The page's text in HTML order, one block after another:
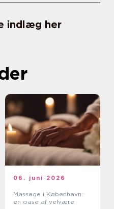
indlæg her
06. juni 2026
Massage i København:
en oase af velvære